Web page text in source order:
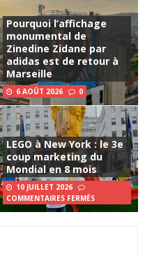
Pourquoi l’affichage
monumental de
Zinedine Zidane par
adidas est de retour à
Marseille
6 AOÛT 2026 0
LEGO à New York : le 3e
coup marketing du
Mondial en 8 mois
10 JUILLET 2026
COMMENTAIRES FERMÉS